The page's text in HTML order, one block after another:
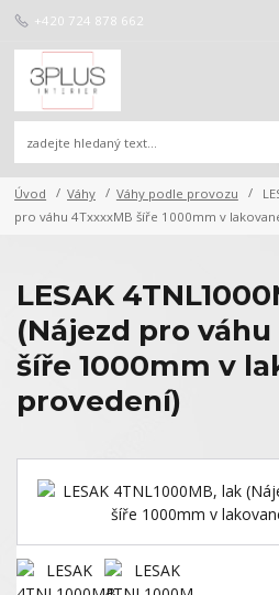
+420 724 878 662
Úvod Váhy Váhy podle provozu
pro váhu 4TxxxxMB šíře 1000mm v
LESAK
(Nájezd pro
šíře 1000mm v
provedení)